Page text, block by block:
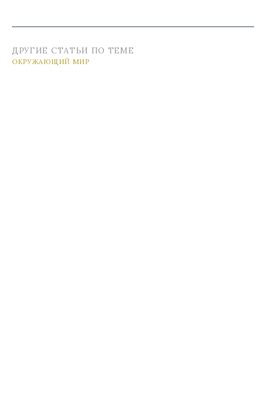
ДРУГИЕ СТАТЬИ ПО ТЕМЕ
ОКРУЖАЮЩИЙ МИР